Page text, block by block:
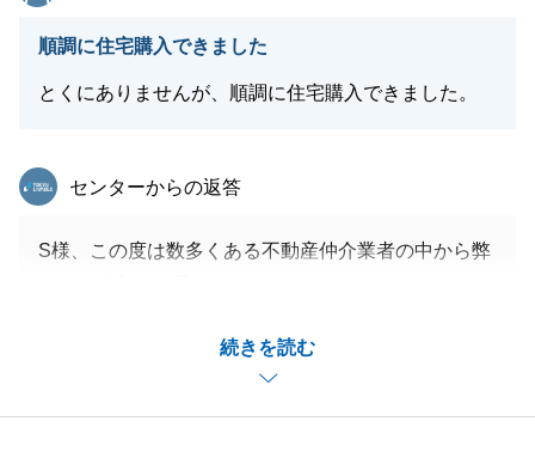
お子様が成長され、ライフスタイルが変わるその時ま
で、末永く伴走させていただければ幸いです。
す。
順調に住宅購入できました
とくにありませんが、順調に住宅購入できました。
続きを読む
東急リバブル
センターからの返答
S様、この度は数多くある不動産仲介業者の中から弊
一生に一度あるかないかのご購入のお手伝いができた
こと大変嬉しく思います。
今後も何かお困りごと等ございましたらお気軽にお申